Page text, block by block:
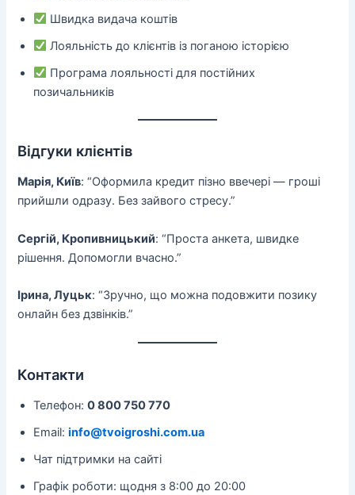
Швидка видача коштів
Лояльність до клієнтів із поганою історією
Програма лояльності для постійних
позичальників
Відгуки клієнтів
Марія, Київ: “Оформила кредит пізно ввечері — гроші
прийшли одразу. Без зайвого стресу.”
Сергій, Кропивницький: “Проста анкета, швидке
рішення. Допомогли вчасно.”
Ірина, Луцьк: “Зручно, що можна подовжити позику
онлайн без дзвінків.”
Контакти
Телефон:0 800 750 770
Email:info@tvoigroshi.com.ua
Чат підтримки на сайті
Графік роботи: щодня з 8:00 до 20:00